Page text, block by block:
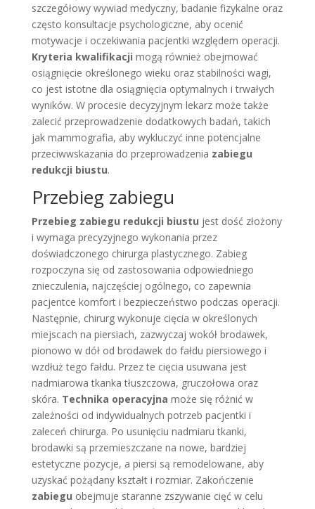
szczegółowy wywiad medyczny, badanie fizykalne oraz
często konsultacje psychologiczne, aby ocenić
motywacje i oczekiwania pacjentki względem operacji.
Kryteria kwalifikacji mogą również obejmować
osiągnięcie określonego wieku oraz stabilności wagi,
co jest istotne dla osiągnięcia optymalnych i trwałych
wyników. W procesie decyzyjnym lekarz może także
zalecić przeprowadzenie dodatkowych badań, takich
jak mammografia, aby wykluczyć inne potencjalne
przeciwwskazania do przeprowadzenia zabiegu
redukcji biustu.
Przebieg zabiegu
Przebieg zabiegu redukcji biustu jest dość złożony
i wymaga precyzyjnego wykonania przez
doświadczonego chirurga plastycznego. Zabieg
rozpoczyna się od zastosowania odpowiedniego
znieczulenia, najczęściej ogólnego, co zapewnia
pacjentce komfort i bezpieczeństwo podczas operacji.
Następnie, chirurg wykonuje cięcia w określonych
miejscach na piersiach, zazwyczaj wokół brodawek,
pionowo w dół od brodawek do fałdu piersiowego i
wzdłuż tego fałdu. Przez te cięcia usuwana jest
nadmiarowa tkanka tłuszczowa, gruczołowa oraz
skóra. Technika operacyjna może się różnić w
zależności od indywidualnych potrzeb pacjentki i
zaleceń chirurga. Po usunięciu nadmiaru tkanki,
brodawki są przemieszczane na nowe, bardziej
estetyczne pozycje, a piersi są remodelowane, aby
uzyskać pożądany kształt i rozmiar. Zakończenie
zabiegu obejmuje staranne zszywanie cięć w celu